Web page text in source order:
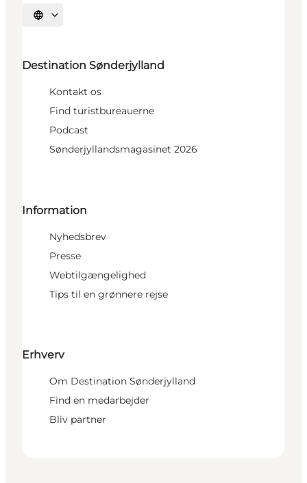
Vælg sprog
Destination Sønderjylland
Kontakt os
Find turistbureauerne
Podcast
Sønderjyllandsmagasinet 2026
Information
Nyhedsbrev
Presse
Webtilgængelighed
Tips til en grønnere rejse
Erhverv
Om Destination Sønderjylland
Find en medarbejder
Bliv partner